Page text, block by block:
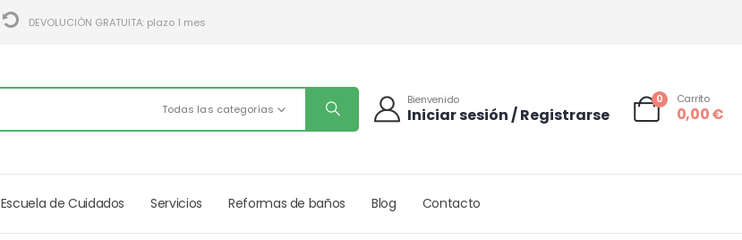
DEVOLUCIÓN GRATUITA: plazo 1 mes
Todas las categorías
Bienvenido
Iniciar sesión / Registrarse
0 Carrito
0,00€
Escuela de Cuidados Servicios Reformas de baños Blog Contacto